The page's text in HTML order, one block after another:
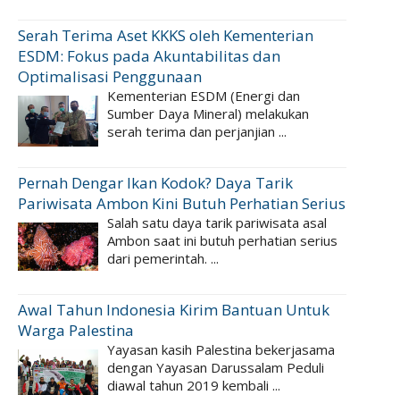
Serah Terima Aset KKKS oleh Kementerian
ESDM: Fokus pada Akuntabilitas dan
Optimalisasi Penggunaan
Kementerian ESDM (Energi dan
Sumber Daya Mineral) melakukan
serah terima dan perjanjian ...
Pernah Dengar Ikan Kodok? Daya Tarik
Pariwisata Ambon Kini Butuh Perhatian Serius
Salah satu daya tarik pariwisata asal
Ambon saat ini butuh perhatian serius
dari pemerintah. ...
Awal Tahun Indonesia Kirim Bantuan Untuk
Warga Palestina
Yayasan kasih Palestina bekerjasama
dengan Yayasan Darussalam Peduli
diawal tahun 2019 kembali ...